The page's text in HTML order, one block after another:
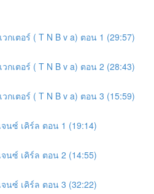
กเตอร์ ( T N B v a) ตอน 1 (29:57)
กเตอร์ ( T N B v a) ตอน 2 (28:43)
กเตอร์ ( T N B v a) ตอน 3 (15:59)
จนซ์ เคิร์ล ตอน 1 (19:14)
จนซ์ เคิร์ล ตอน 2 (14:55)
จนซ์ เคิร์ล ตอน 3 (32:22)